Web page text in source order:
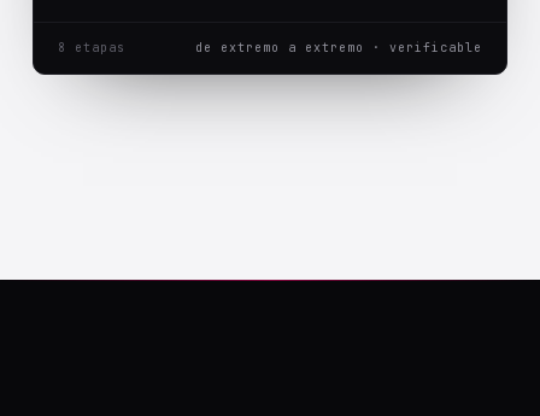
8 etapas de extremo a extremo · verificable